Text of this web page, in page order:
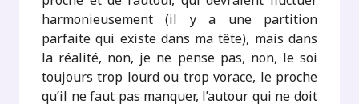
harmonieusement (il y a une partition
parfaite qui existe dans ma tête), mais dans
la réalité, non, je ne pense pas, non, le soi
toujours trop lourd ou trop vorace, le proche
qu’il ne faut pas manquer, l’autour qui ne doit